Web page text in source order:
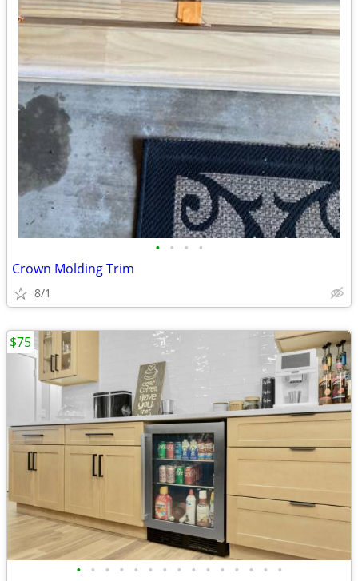
• • • •
Crown Molding Trim
8/1
• • • • • • • • • • • • • • •
$75